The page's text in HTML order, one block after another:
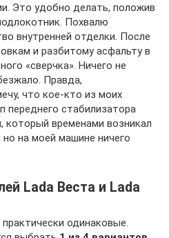
Это удобно делать, положив
Похвалю
внутренней отделки. После
и разбитому асфальту в
«сверчка». Ничего не
Правда,
что кое-кто из моих
переднего стабилизатора
который временами возникал
на моей машине ничего
Lada Веста и Lada
одинаковые.